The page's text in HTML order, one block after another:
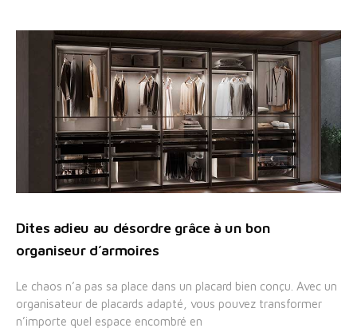
Dites adieu au désordre grâce à un bon
organiseur d’armoires
Le chaos n’a pas sa place dans un placard bien conçu. Avec un
organisateur de placards adapté, vous pouvez transformer
n’importe quel espace encombré en